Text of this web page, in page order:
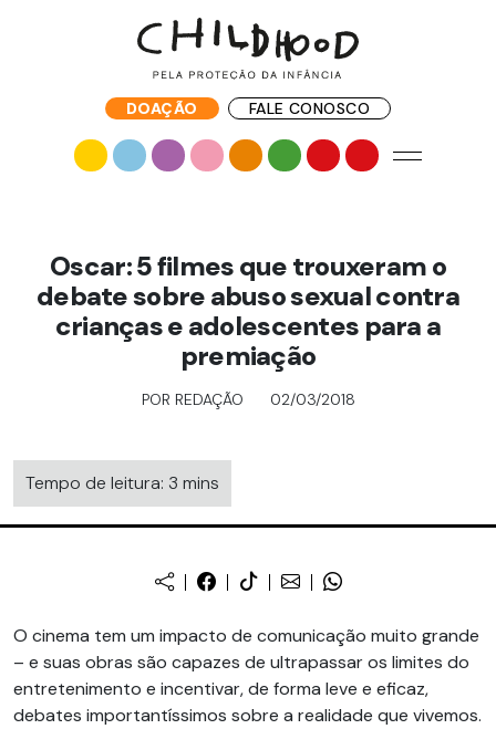
DOAÇÃO FALE CONOSCO
Oscar: 5 filmes que trouxeram o
debate sobre abuso sexual contra
crianças e adolescentes para a
premiação
POR REDAÇÃO 02/03/2018
Tempo de leitura: 3 mins
O cinema tem um impacto de comunicação muito grande
– e suas obras são capazes de ultrapassar os limites do
entretenimento e incentivar, de forma leve e eficaz,
debates importantíssimos sobre a realidade que vivemos.